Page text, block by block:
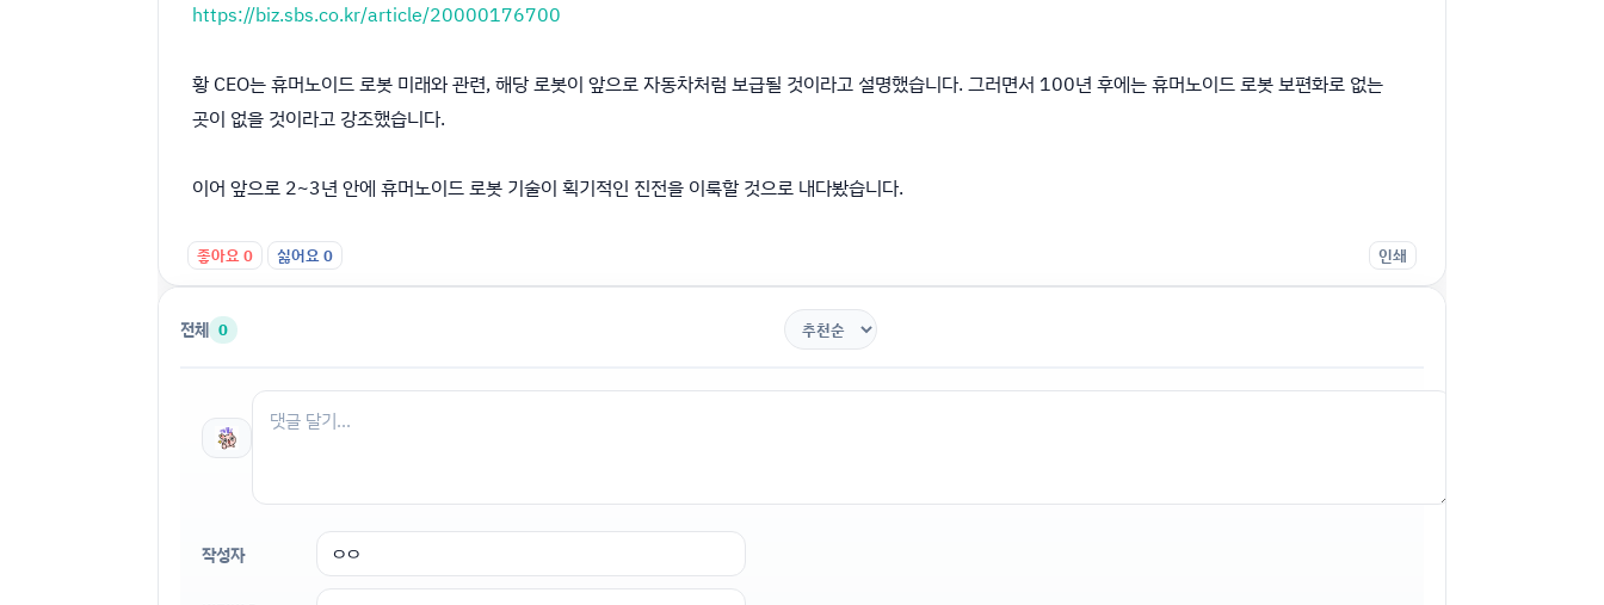
https://biz.sbs.co.kr/article/20000176700
황 CEO는 휴머노이드 로봇 미래와 관련, 해당 로봇이 앞으로 자동차처럼 보급될 것이라고 설명했습니다. 그러면서 100년 후에는 휴머노이드 로봇 보편화로 없는
곳이 없을 것이라고 강조했습니다.
이어 앞으로 2~3년 안에 휴머노이드 로봇 기술이 획기적인 진전을 이룩할 것으로 내다봤습니다.
좋아요0 싫어요0 인쇄
전체 0
작성자